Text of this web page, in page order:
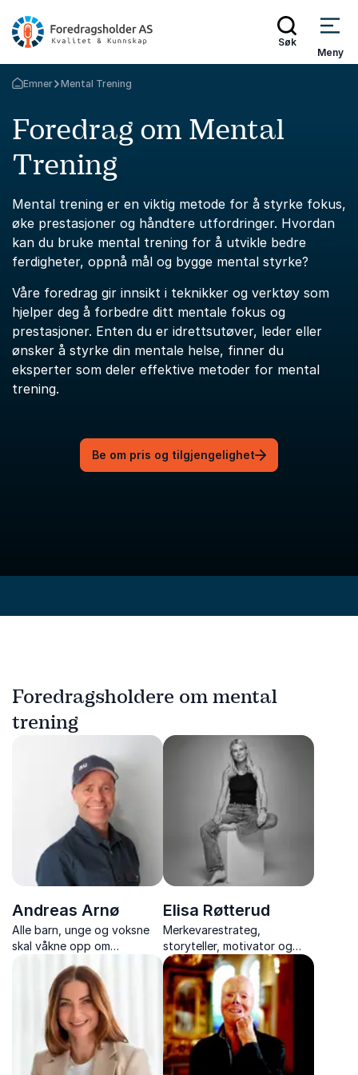
Søk
Meny
Gå tilbake til startsiden
Emner Mental Trening
Foredrag om Mental
Trening
Mental trening er en viktig metode for å styrke fokus,
øke prestasjoner og håndtere utfordringer. Hvordan
kan du bruke mental trening for å utvikle bedre
ferdigheter, oppnå mål og bygge mental styrke?
Våre foredrag gir innsikt i teknikker og verktøy som
hjelper deg å forbedre ditt mentale fokus og
prestasjoner. Enten du er idrettsutøver, leder eller
ønsker å styrke din mentale helse, finner du
eksperter som deler effektive metoder for mental
trening.
Be om pris og tilgjengelighet
Foredragsholdere om mental
trening
Andreas Arnø
Alle barn, unge og voksne
skal våkne opp om
morgenen og tenke "dette
får jeg til"
Elisa Røtterud
Merkevarestrateg,
storyteller, motivator og
eventyrer – med 16
ekspedisjoner i Himalaya og
over 20 års erfaring fra
verdens mest utilgjengelige
hjørner.